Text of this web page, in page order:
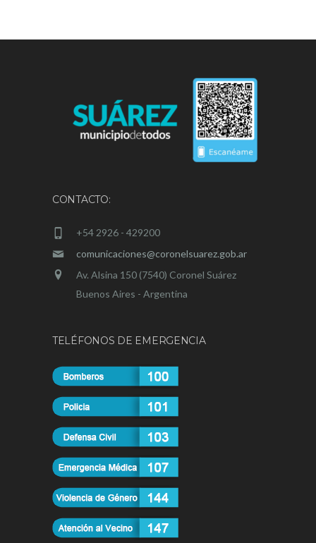
CONTACTO:
+54 2926 - 429200
comunicaciones@coronelsuarez.gob.ar
Av. Alsina 150 (7540) Coronel Suárez
Buenos Aires - Argentina
TELÉFONOS DE EMERGENCIA